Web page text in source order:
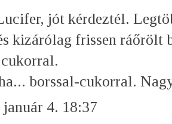
jót kérdeztél.
kizárólag frissen ráőrölt
borssal-cukorral.
január 4. 18:37